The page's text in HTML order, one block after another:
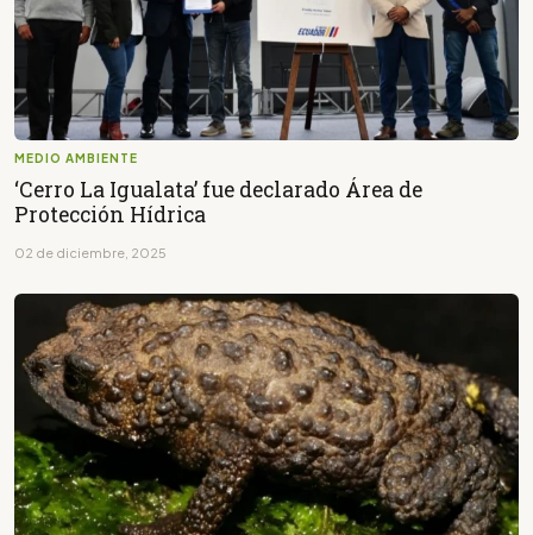
MEDIO AMBIENTE
‘Cerro La Igualata’ fue declarado Área de
Protección Hídrica
02 de diciembre, 2025